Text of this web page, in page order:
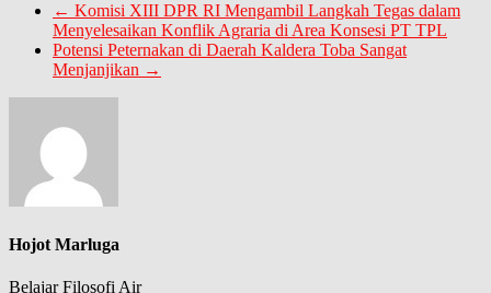
← Komisi XIII DPR RI Mengambil Langkah Tegas dalam
Menyelesaikan Konflik Agraria di Area Konsesi PT TPL
Potensi Peternakan di Daerah Kaldera Toba Sangat
Menjanjikan →
Hojot Marluga
Belajar Filosofi Air